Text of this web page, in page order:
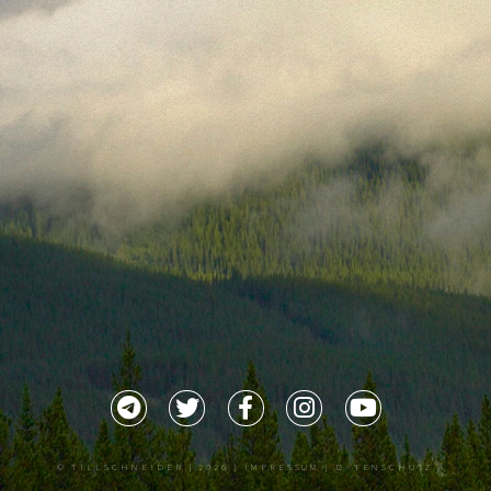
©TILLSCHNEIDER | 2026 |IMPRESSUM |DATENSCHUTZ